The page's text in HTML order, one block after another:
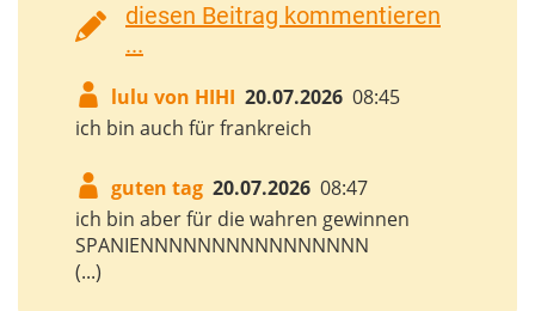
diesen Beitrag kommentieren
...
lulu von HIHI 20.07.2026 08:45
ich bin auch für frankreich
guten tag 20.07.2026 08:47
ich bin aber für die wahren gewinnen
SPANIENNNNNNNNNNNNNNNN
(...)